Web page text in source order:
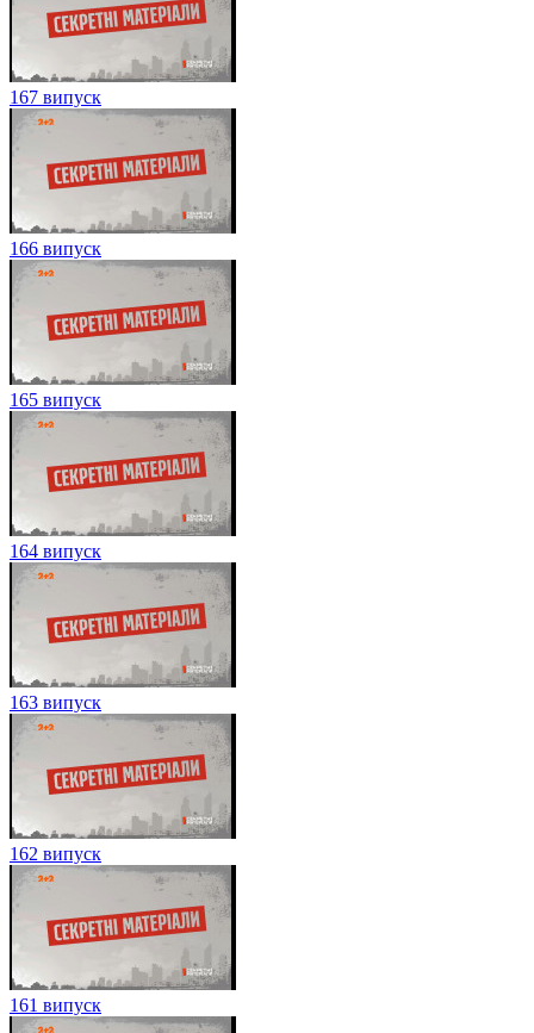
167 випуск
166 випуск
165 випуск
164 випуск
163 випуск
162 випуск
161 випуск